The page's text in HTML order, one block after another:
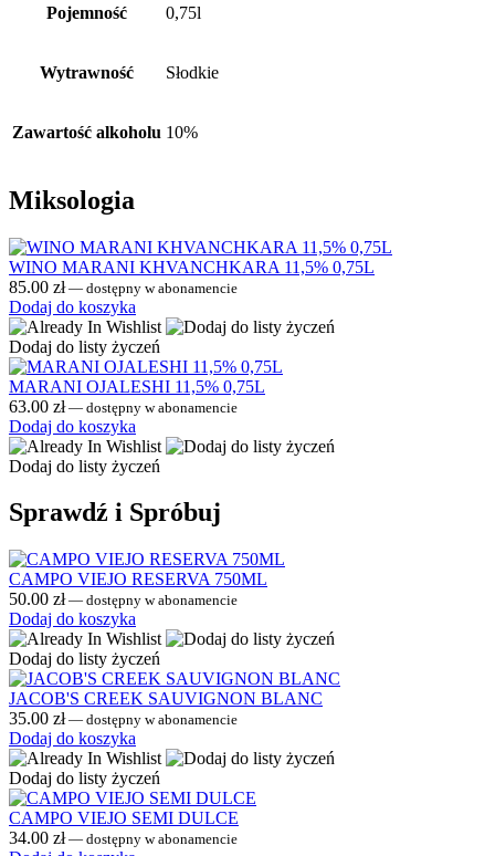
Pojemność 0,75l
Wytrawność Słodkie
Zawartość alkoholu 10%
Miksologia
WINO MARANI KHVANCHKARA 11,5% 0,75L
85.00 zł — dostępny w abonamencie
Dodaj do koszyka
Dodaj do listy życzeń
MARANI OJALESHI 11,5% 0,75L
63.00 zł — dostępny w abonamencie
Dodaj do koszyka
Dodaj do listy życzeń
Sprawdź i Spróbuj
CAMPO VIEJO RESERVA 750ML
50.00 zł — dostępny w abonamencie
Dodaj do koszyka
Dodaj do listy życzeń
JACOB'S CREEK SAUVIGNON BLANC
35.00 zł — dostępny w abonamencie
Dodaj do koszyka
Dodaj do listy życzeń
CAMPO VIEJO SEMI DULCE
34.00 zł — dostępny w abonamencie